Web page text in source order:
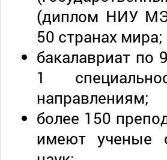
(диплом НИУ
50 странах мира;
бакалавриат по
1
направлениям;
более 150
имеют ученые